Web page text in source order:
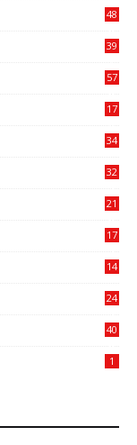
48
39
57
17
34
32
21
17
14
24
40
1